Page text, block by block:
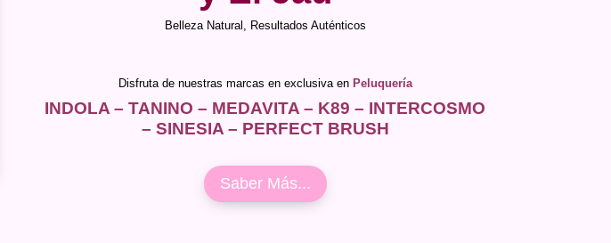
Belleza Natural, Resultados Auténticos
Disfruta de nuestras marcas en exclusiva en Peluquería
INDOLA – TANINO – MEDAVITA – K89 – INTERCOSMO
– SINESIA – PERFECT BRUSH
Saber Más...